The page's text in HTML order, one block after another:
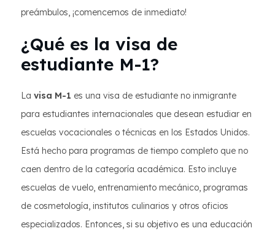
preámbulos, ¡comencemos de inmediato!
¿Qué es la visa de
estudiante M-1?
La visa M-1 es una visa de estudiante no inmigrante
para estudiantes internacionales que desean estudiar en
escuelas vocacionales o técnicas en los Estados Unidos.
Está hecho para programas de tiempo completo que no
caen dentro de la categoría académica. Esto incluye
escuelas de vuelo, entrenamiento mecánico, programas
de cosmetología, institutos culinarios y otros oficios
especializados. Entonces, si su objetivo es una educación